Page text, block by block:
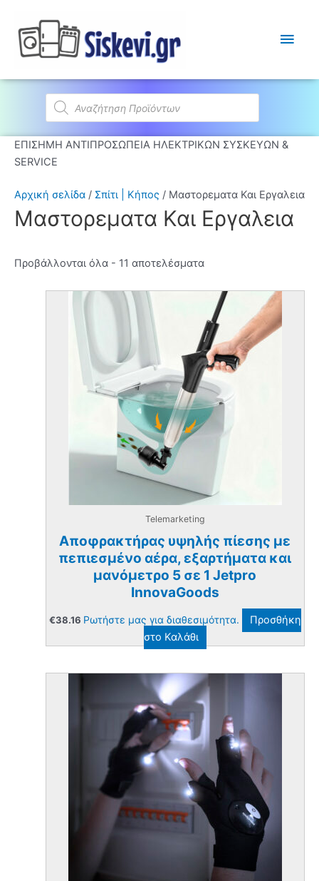
Products
search
Αρχική σελίδα / Σπίτι | Κήπος / Μαστορεματα Και Εργαλεια
Μαστορεματα Και Εργαλεια
Προβάλλονται όλα - 11 αποτελέσματα
Telemarketing
Αποφρακτήρας υψηλής πίεσης με
πεπιεσμένο αέρα, εξαρτήματα και
μανόμετρο 5 σε 1 Jetpro
InnovaGoods
€38.16 Ρωτήστε μας για διαθεσιμότητα.
Προσθήκη
στο Καλάθι
ΕΠΙΣΗΜΗ ΑΝΤΙΠΡΟΣΩΠΕΙΑ ΗΛΕΚΤΡΙΚΩΝ ΣΥΣΚΕΥΩΝ &
SERVICE